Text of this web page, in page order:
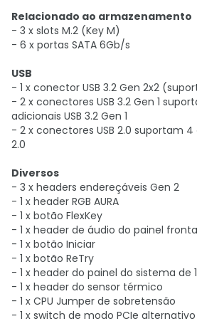
Relacionado ao armazenamento
- 3 x slots M.2 (Key M)
- 6 x portas SATA 6Gb/s
USB
- 1 x conector USB 3.2 Gen 2x2
- 2 x conectores USB 3.2 Gen 1
adicionais USB 3.2 Gen 1
- 2 x conectores USB 2.0 suportam 4
2.0
Diversos
- 3 x headers endereçáveis ​​Gen 2
- 1 x header RGB AURA
- 1 x botão FlexKey
- 1 x header de áudio do painel
- 1 x botão Iniciar
- 1 x botão ReTry
- 1 x header do painel do sistema de
- 1 x header do sensor térmico
- 1 x CPU Jumper de sobretensão
- 1 x switch de modo PCIe alternativo